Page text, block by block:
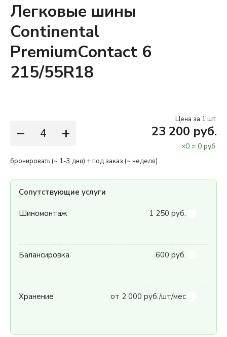
Легковые шины
Continental
PremiumContact 6
215/55R18
− +
Цена за 1 шт.
23 200 руб.
×0 = 0 руб.
бронировать (~ 1-3 дня) + под заказ (~ неделя)
Сопутствующие услуги
Шиномонтаж 1 250 руб.
Балансировка 600 руб.
Хранение от 2 000 руб./шт/мес